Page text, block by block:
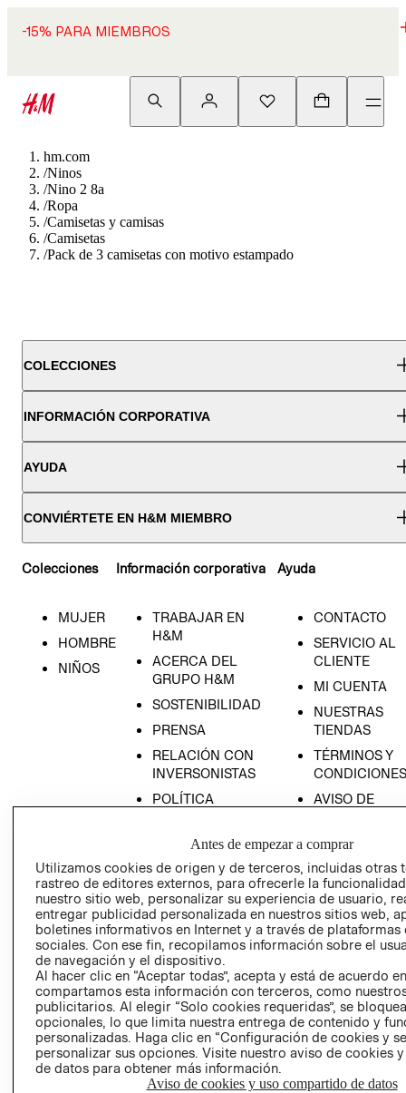
-15% PARA MIEMBROS
hm.com
/Ninos
/Nino 2 8a
/Ropa
/Camisetas y camisas
/Camisetas
/Pack de 3 camisetas con motivo estampado
COLECCIONES
INFORMACIÓN CORPORATIVA
AYUDA
CONVIÉRTETE EN H&M MIEMBRO
Colecciones
MUJER
HOMBRE
NIÑOS
Información corporativa
TRABAJAR EN
H&M
ACERCA DEL
GRUPO H&M
SOSTENIBILIDAD
PRENSA
RELACIÓN CON
INVERSONISTAS
POLÍTICA
Ayuda
CONTACTO
SERVICIO AL
CLIENTE
MI CUENTA
NUESTRAS
TIENDAS
TÉRMINOS Y
CONDICIONES
AVISO DE
GIFT CARD
AVISO DE
COOKIES
LIBRO DE
Ecuador ($)
Antes de empezar a comprar
Utilizamos cookies de origen y de terceros, incluidas otras
rastreo de editores externos, para ofrecerle la
nuestro sitio web, personalizar su experiencia de usuario,
entregar publicidad personalizada en nuestros sitios web,
boletines informativos en Internet y a través de plataformas
sociales. Con ese fin, recopilamos información sobre el
de navegación y el dispositivo.
Al hacer clic en “Aceptar todas”, acepta y está de acuerdo
compartamos esta información con terceros, como
publicitarios. Al elegir “Solo cookies requeridas”, se
opcionales, lo que limita nuestra entrega de contenido y
personalizadas. Haga clic en “Configuración de cookies y
personalizar sus opciones. Visite nuestro aviso de cookies
de datos para obtener más información.
Aviso de cookies y uso compartido de datos